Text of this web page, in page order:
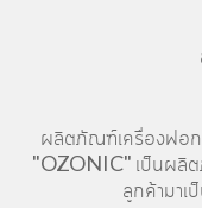
ผลิตภัณฑ์เครื่องฟอก
"OZONIC" เป็นผลิต
ลูกค้ามาเ